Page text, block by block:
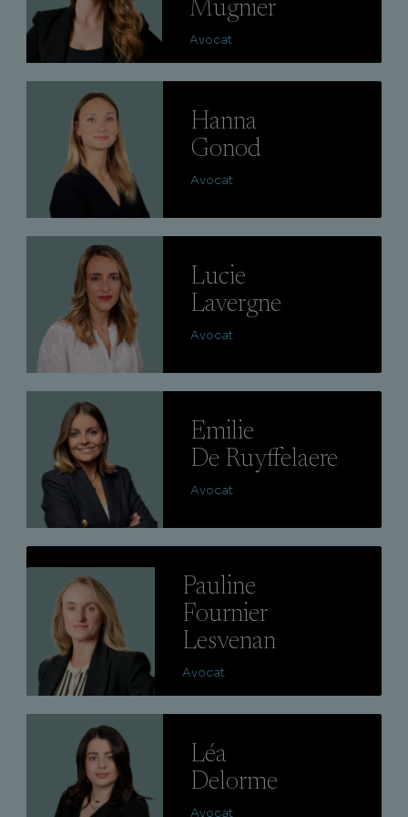
Mugnier
Avocat
Hanna
Gonod
Avocat
Lucie
Lavergne
Avocat
Emilie
De Ruyffelaere
Avocat
Pauline
Fournier
Lesvenan
Avocat
Léa
Delorme
Avocat